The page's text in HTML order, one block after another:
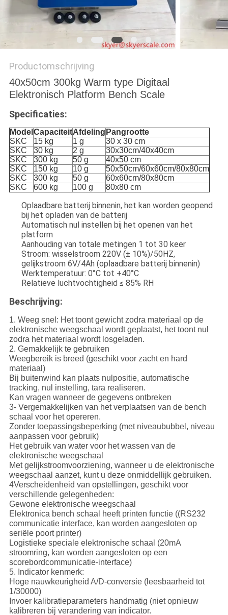
Productomschrijving
40x50cm 300kg Warm type Digitaal
Elektronisch Platform Bench Scale
Specificaties:
Model CapaciteitAfdeling Pangrootte
SKC
15 kg 1 g
30 x 30 cm
SKC
30 kg 2 g
30x30cm/40x40cm
SKC
300 kg 50 g
40x50 cm
SKC
150 kg 10 g
50x50cm/60x60cm/80x80cm
SKC
300 kg 50 g
60x60cm/80x80cm
SKC
600 kg 100 g 80x80 cm
Oplaadbare batterij binnenin, het kan worden geopend
bij het opladen van de batterij
Automatisch nul instellen bij het openen van het
platform
Aanhouding van totale metingen 1 tot 30 keer
Stroom: wisselstroom 220V (± 10%)/50HZ,
gelijkstroom 6V/4Ah (oplaadbare batterij binnenin)
Werktemperatuur: 0°C tot +40°C
Relatieve luchtvochtigheid ≤ 85% RH
Beschrijving:
1. Weeg snel: Het toont gewicht zodra materiaal op de
elektronische weegschaal wordt geplaatst, het toont nul
zodra het materiaal wordt losgeladen.
2. Gemakkelijk te gebruiken
Weegbereik is breed (geschikt voor zacht en hard
materiaal)
Bij buitenwind kan plaats nulpositie, automatische
tracking, nul instelling, tara realiseren.
Kan vragen wanneer de gegevens ontbreken
3- Vergemakkelijken van het verplaatsen van de bench
schaal voor het opereren.
Zonder toepassingsbeperking (met niveaububbel, niveau
aanpassen voor gebruik)
Het gebruik van water voor het wassen van de
elektronische weegschaal
Met gelijkstroomvoorziening, wanneer u de elektronische
weegschaal aanzet, kunt u deze onmiddellijk gebruiken.
4Verscheidenheid van opstellingen, geschikt voor
verschillende gelegenheden:
Gewone elektronische weegschaal
Elektronica bench schaal heeft printen functie ((RS232
communicatie interface, kan worden aangesloten op
seriële poort printer)
Logistieke speciale elektronische schaal (20mA
stroomring, kan worden aangesloten op een
scorebordcommunicatie-interface)
5. Indicator kenmerk:
Hoge nauwkeurigheid A/D-conversie (leesbaarheid tot
1/30000)
Invoer kalibratieparameters handmatig (niet opnieuw
kalibreren bij verandering van indicator.